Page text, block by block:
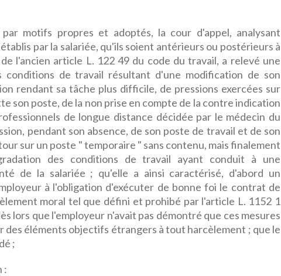
motifs propres et adoptés, la cour d'appel, analysant
par la salariée, qu'ils soient antérieurs ou postérieurs à
l'ancien article L. 122 49 du code du travail, a relevé une
conditions de travail résultant d'une modification de son
rendant sa tâche plus difficile, de pressions exercées sur
son poste, de la non prise en compte de la contre indication
de longue distance décidée par le médecin du
pendant son absence, de son poste de travail et de son
sur un poste " temporaire " sans contenu, mais finalement
des conditions de travail ayant conduit à une
de la salariée ; qu'elle a ainsi caractérisé, d'abord un
à l'obligation d'exécuter de bonne foi le contrat de
moral tel que défini et prohibé par l'article L. 1152 1
lors que l'employeur n'avait pas démontré que ces mesures
des éléments objectifs étrangers à tout harcèlement ; que le
;
: